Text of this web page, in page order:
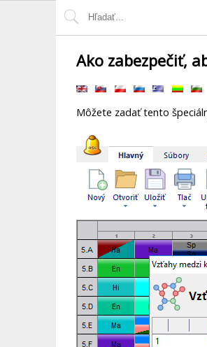
Ako zabezpečiť,
Môžete zadať tento